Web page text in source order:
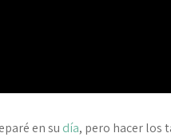
en su día, pero hacer los